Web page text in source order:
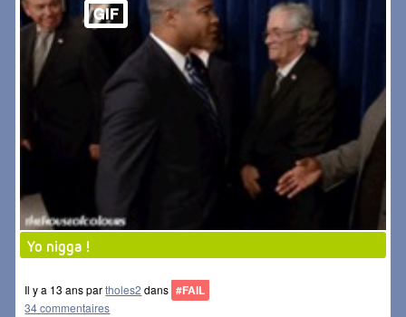
Yo nigga !
Il y a 13 ans partholes2 dans #FAIL
34 commentaires